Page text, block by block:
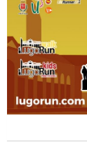
Tiziano Pesce